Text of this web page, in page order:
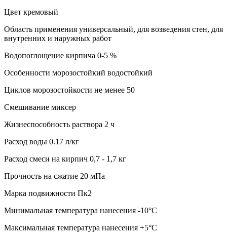
Цвет кремовый
Область применения универсальный, для возведения стен, для
внутренних и наружных работ
Водопоглощение кирпича 0-5 %
Особенности морозостойкий водостойкий
Циклов морозостойкости не менее 50
Смешивание миксер
Жизнеспособность раствора 2 ч
Расход воды 0.17 л/кг
Расход смеси на кирпич 0,7 - 1,7 кг
Прочность на сжатие 20 мПа
Марка подвижности Пк2
Минимальная температура нанесения -10°C
Максимальная температура нанесения +5°C